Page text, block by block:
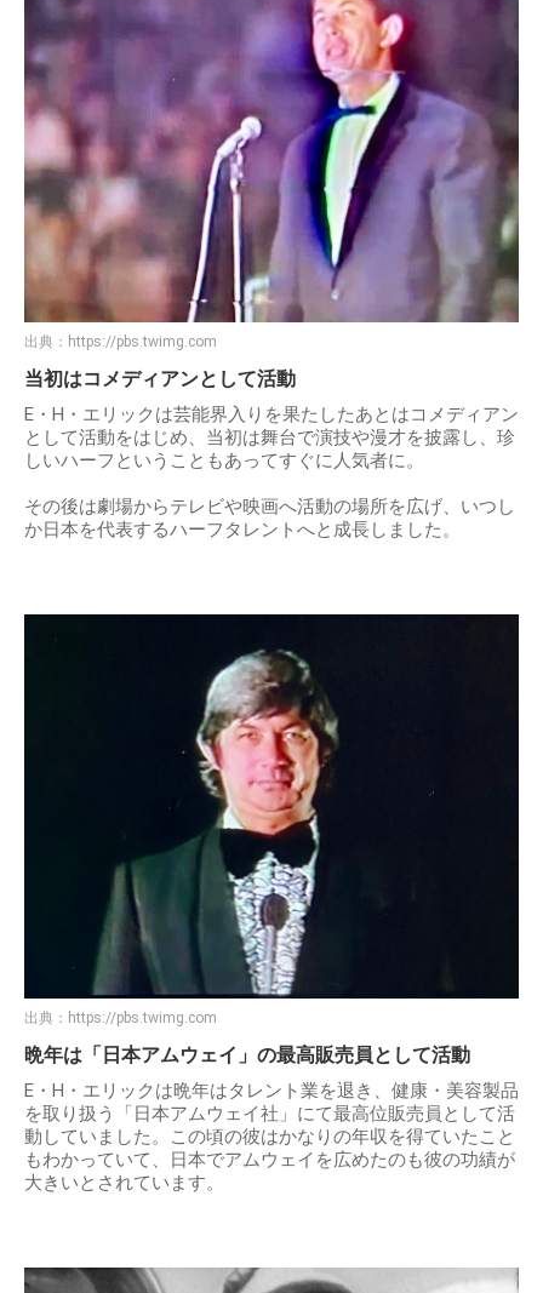
出典： https://pbs.twimg.com
当初はコメディアンとして活動
E・H・エリックは芸能界入りを果たしたあとはコメディアン
として活動をはじめ、当初は舞台で演技や漫才を披露し、珍
しいハーフということもあってすぐに人気者に。
その後は劇場からテレビや映画へ活動の場所を広げ、いつし
か日本を代表するハーフタレントへと成長しました。
出典： https://pbs.twimg.com
晩年は「日本アムウェイ」の最高販売員として活動
E・H・エリックは晩年はタレント業を退き、健康・美容製品
を取り扱う「日本アムウェイ社」にて最高位販売員として活
動していました。この頃の彼はかなりの年収を得ていたこと
もわかっていて、日本でアムウェイを広めたのも彼の功績が
大きいとされています。